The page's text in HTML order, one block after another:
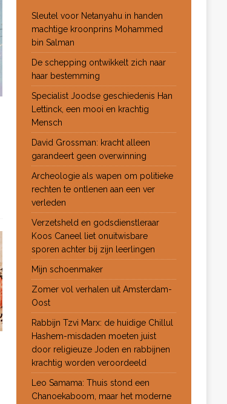
Sleutel voor Netanyahu in handen
machtige kroonprins Mohammed
bin Salman
De schepping ontwikkelt zich naar
haar bestemming
Specialist Joodse geschiedenis Han
Lettinck, een mooi en krachtig
Mensch
David Grossman: kracht alleen
garandeert geen overwinning
Archeologie als wapen om politieke
rechten te ontlenen aan een ver
verleden
Verzetsheld en godsdienstleraar
Koos Caneel liet onuitwisbare
sporen achter bij zijn leerlingen
Mijn schoenmaker
Zomer vol verhalen uit Amsterdam-
Oost
Rabbijn Tzvi Marx: de huidige Chillul
Hashem-misdaden moeten juist
door religieuze Joden en rabbijnen
krachtig worden veroordeeld
Leo Samama: Thuis stond een
Chanoekaboom, maar het moderne